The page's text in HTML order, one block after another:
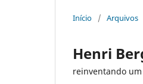
Início / Arquivos
Henri
reinventando